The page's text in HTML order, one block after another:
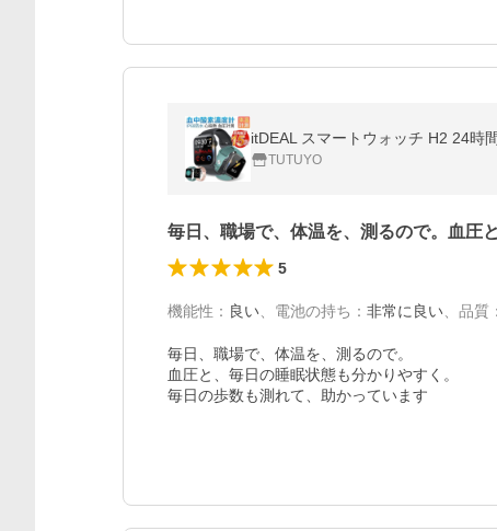
TUTUYO
毎日、職場で、体温を、測るので。血圧
5
機能性 ： 良い 電池の持ち ： 非常に良い 品質 ：
毎日、職場で、体温を、測るので。
血圧と、毎日の睡眠状態も分かりやすく。
毎日の歩数も測れて、助かっています